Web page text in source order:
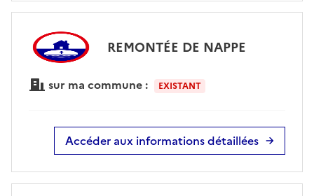
REMONTÉE DE NAPPE
sur ma commune : EXISTANT
Accéder aux informations détaillées